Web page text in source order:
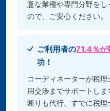
意な業種や専門分野を
ので、ご安心ください。
ご利用者の71.4％が
功！
コーディネーターが税
用交渉までサポートし
断りも代行。すでに税